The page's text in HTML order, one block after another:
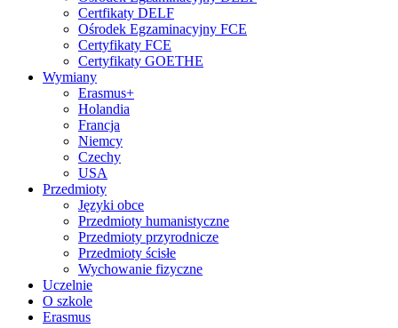
Certfikaty DELF
Ośrodek Egzaminacyjny FCE
Certyfikaty FCE
Certyfikaty GOETHE
Wymiany
Erasmus+
Holandia
Francja
Niemcy
Czechy
USA
Przedmioty
Języki obce
Przedmioty humanistyczne
Przedmioty przyrodnicze
Przedmioty ścisłe
Wychowanie fizyczne
Uczelnie
O szkole
Erasmus